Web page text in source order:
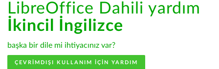
LibreOffice Dahili yardım
İkincil İngilizce
başka bir dile mi ihtiyacınız var?
ÇEVRIMDIŞI KULLANIM IÇIN YARDIM